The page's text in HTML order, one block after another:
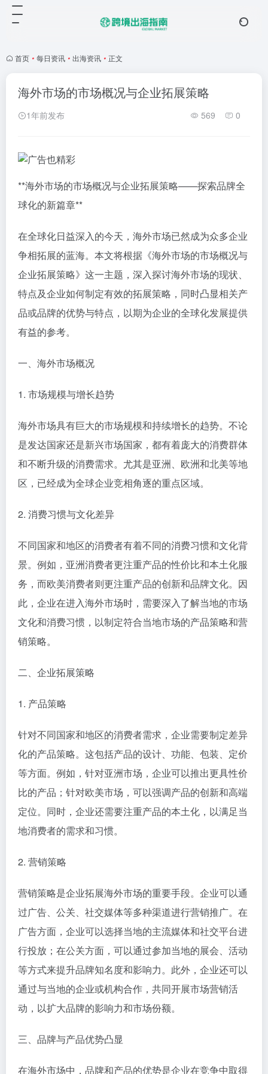
首页 • 每日资讯 • 出海资讯 • 正文
海外市场的市场概况与企业拓展策略
1年前发布 569 0
**海外市场的市场概况与企业拓展策略——探索品牌全
球化的新篇章**
在全球化日益深入的今天，海外市场已然成为众多企业
争相拓展的蓝海。本文将根据《海外市场的市场概况与
企业拓展策略》这一主题，深入探讨海外市场的现状、
特点及企业如何制定有效的拓展策略，同时凸显相关产
品或品牌的优势与特点，以期为企业的全球化发展提供
有益的参考。
一、海外市场概况
1. 市场规模与增长趋势
海外市场具有巨大的市场规模和持续增长的趋势。不论
是发达国家还是新兴市场国家，都有着庞大的消费群体
和不断升级的消费需求。尤其是亚洲、欧洲和北美等地
区，已经成为全球企业竞相角逐的重点区域。
2. 消费习惯与文化差异
不同国家和地区的消费者有着不同的消费习惯和文化背
景。例如，亚洲消费者更注重产品的性价比和本土化服
务，而欧美消费者则更注重产品的创新和品牌文化。因
此，企业在进入海外市场时，需要深入了解当地的市场
文化和消费习惯，以制定符合当地市场的产品策略和营
销策略。
二、企业拓展策略
1. 产品策略
针对不同国家和地区的消费者需求，企业需要制定差异
化的产品策略。这包括产品的设计、功能、包装、定价
等方面。例如，针对亚洲市场，企业可以推出更具性价
比的产品；针对欧美市场，可以强调产品的创新和高端
定位。同时，企业还需要注重产品的本土化，以满足当
地消费者的需求和习惯。
2. 营销策略
营销策略是企业拓展海外市场的重要手段。企业可以通
过广告、公关、社交媒体等多种渠道进行营销推广。在
广告方面，企业可以选择当地的主流媒体和社交平台进
行投放；在公关方面，可以通过参加当地的展会、活动
等方式来提升品牌知名度和影响力。此外，企业还可以
通过与当地的企业或机构合作，共同开展市场营销活
动，以扩大品牌的影响力和市场份额。
三、品牌与产品优势凸显
在海外市场中，品牌和产品的优势是企业在竞争中取得